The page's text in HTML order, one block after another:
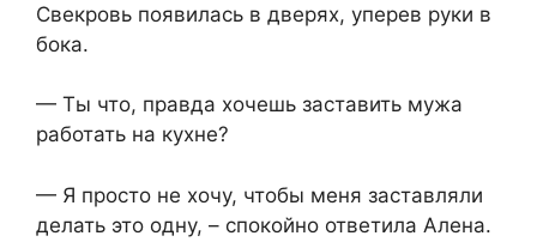
Свекровь появилась в дверях, уперев руки в
бока.
— Ты что, правда хочешь заставить мужа
работать на кухне?
— Я просто не хочу, чтобы меня заставляли
делать это одну, – спокойно ответила Алена.